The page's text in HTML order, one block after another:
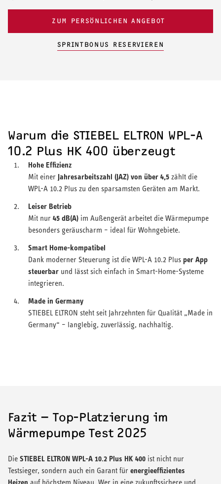
ZUM PERSÖNLICHEN ANGEBOT
SPRINTBONUS RESERVIEREN
Warum die STIEBEL ELTRON WPL-A
10.2 Plus HK 400 überzeugt
Hohe Effizienz
Mit einer Jahresarbeitszahl (JAZ) von über 4,5 zählt die
WPL-A 10.2 Plus zu den sparsamsten Geräten am Markt.
Leiser Betrieb
Mit nur 45 dB(A) im Außengerät arbeitet die Wärmepumpe
besonders geräuscharm – ideal für Wohngebiete.
Smart Home-kompatibel
Dank moderner Steuerung ist die WPL-A 10.2 Plus per App
steuerbar und lässt sich einfach in Smart-Home-Systeme
integrieren.
Made in Germany
STIEBEL ELTRON steht seit Jahrzehnten für Qualität „Made in
Germany“ – langlebig, zuverlässig, nachhaltig.
Fazit – Top-Platzierung im
Wärmepumpe Test 2025
Die STIEBEL ELTRON WPL-A 10.2 Plus HK 400 ist nicht nur
Testsieger, sondern auch ein Garant für energieeffizientes
auf höchstem Niveau. Wer in eine zukunftssichere und